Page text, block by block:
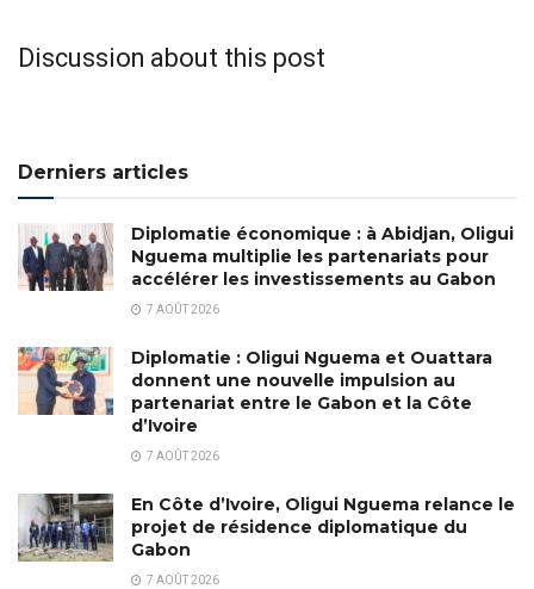
Discussion about this post
Derniers articles
Diplomatie économique : à Abidjan, Oligui
Nguema multiplie les partenariats pour
accélérer les investissements au Gabon
7 AOÛT 2026
Diplomatie : Oligui Nguema et Ouattara
donnent une nouvelle impulsion au
partenariat entre le Gabon et la Côte
d’Ivoire
7 AOÛT 2026
En Côte d’Ivoire, Oligui Nguema relance le
projet de résidence diplomatique du
Gabon
7 AOÛT 2026